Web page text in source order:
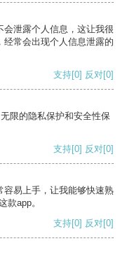
泄露个人信息，这让我很
常会出现个人信息泄露的
支持[0] 反对[0]
限的隐私保护和安全性保
支持[0] 反对[0]
容易上手，让我能够快速熟
款app。
支持[0] 反对[0]